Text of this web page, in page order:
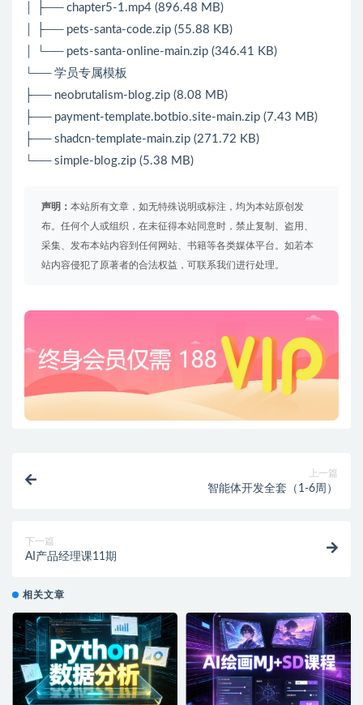
│ ├── chapter5-1.mp4 (896.48 MB)
│ ├── pets-santa-code.zip (55.88 KB)
│ └── pets-santa-online-main.zip (346.41 KB)
└── 学员专属模板
├── neobrutalism-blog.zip (8.08 MB)
├── payment-template.botbio.site-main.zip (7.43 MB)
├── shadcn-template-main.zip (271.72 KB)
└── simple-blog.zip (5.38 MB)
声明： 本站所有文章，如无特殊说明或标注，均为本站原创发
布。任何个人或组织，在未征得本站同意时，禁止复制、盗用、
采集、发布本站内容到任何网站、书籍等各类媒体平台。如若本
站内容侵犯了原著者的合法权益，可联系我们进行处理。
上一篇
智能体开发全套（1-6周）
下一篇
AI产品经理课11期
相关文章